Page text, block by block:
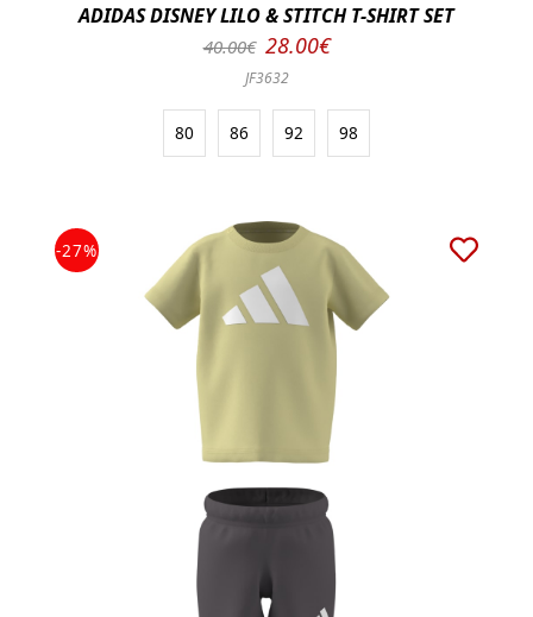
ADIDAS DISNEY LILO & STITCH T-SHIRT SET
40.00€ 28.00€
JF3632
80 86 92 98
-27%